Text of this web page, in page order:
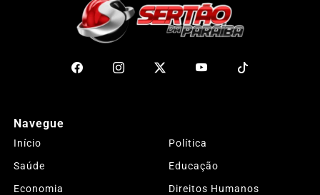
Navegue
Início
Política
Saúde
Educação
Economia
Direitos Humanos